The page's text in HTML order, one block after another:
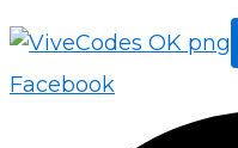
Facebook